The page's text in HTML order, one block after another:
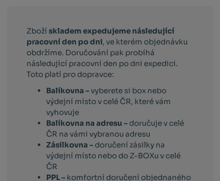
Zbožískladem expedujeme následující
pracovní den po dni, ve kterém objednávku
obdržíme. Doručování pak probíhá
následující pracovní den po dni expedici.
Toto platí pro dopravce:
Balíkovna –vyberete si box nebo
výdejní místo v celé ČR, které vám
vyhovuje
Balíkovna na adresu – doručuje v celé
ČR na vámi vybranou adresu
Zásilkovna – doručení zásilky na
výdejní místo nebo do Z-BOXu v celé
ČR
PPL – komfortní doručení objednaného